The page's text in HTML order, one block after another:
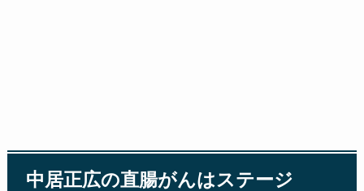
中居正広の直腸がんはステージ